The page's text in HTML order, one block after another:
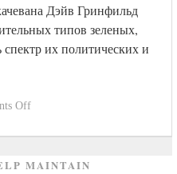
Дэйв Гринфильд
типов зеленых,
их политических и
Offon
зеленых
MAINTAIN